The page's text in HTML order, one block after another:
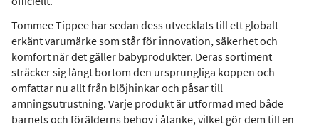
Tommee Tippee har sedan dess utvecklats till ett globalt
erkänt varumärke som står för innovation, säkerhet och
komfort när det gäller babyprodukter. Deras sortiment
sträcker sig långt bortom den ursprungliga koppen och
omfattar nu allt från blöjhinkar och påsar till
amningsutrustning. Varje produkt är utformad med både
barnets och förälderns behov i åtanke, vilket gör dem till en